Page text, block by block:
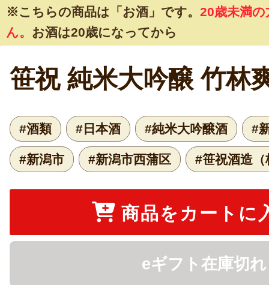
※こちらの商品は 「お酒」 です。 20歳未満
ん。 お酒は20歳になってから
笹祝 純米大吟醸 竹林
#酒類 #日本酒 #純米大吟醸酒 #
#新潟市 #新潟市西蒲区 #笹祝酒造（
商品をカートに
eギフト在庫切れ